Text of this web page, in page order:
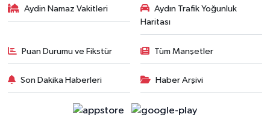
Aydin Namaz Vakitleri
Aydın Trafik Yoğunluk
Haritası
Puan Durumu ve Fikstür Tüm Manşetler
Son Dakika Haberleri Haber Arşivi